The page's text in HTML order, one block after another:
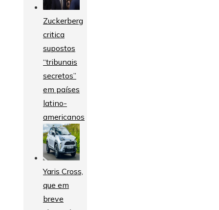
Zuckerberg
critica
supostos
“tribunais
secretos”
em países
latino-
americanos
Yaris Cross,
que em
breve